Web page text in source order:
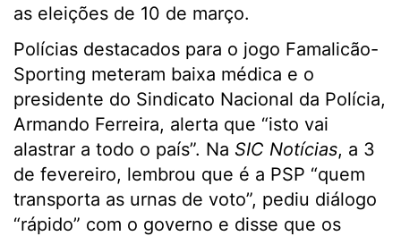
as eleições de 10 de março.
Polícias destacados para o jogo Famalicão-
Sporting meteram baixa médica e o
presidente do Sindicato Nacional da Polícia,
Armando Ferreira, alerta que “isto vai
alastrar a todo o país”. Na SIC Notícias, a 3
de fevereiro, lembrou que é a PSP “quem
transporta as urnas de voto”, pediu diálogo
“rápido” com o governo e disse que os